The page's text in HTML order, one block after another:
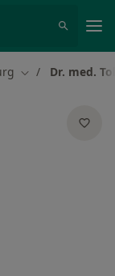
Stadt ändern
Dr. med.